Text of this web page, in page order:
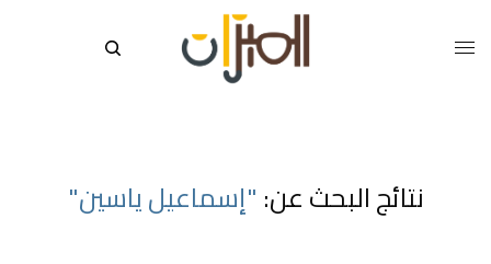
نتائج البحث عن: "إسماعيل ياسين"